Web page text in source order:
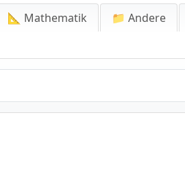
📐 Mathematik 📁 Andere